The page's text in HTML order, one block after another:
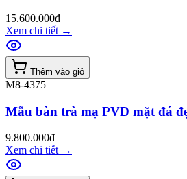
15.600.000đ
Xem chi tiết →
Thêm vào giỏ
M8-4375
Mẫu bàn trà mạ PVD mặt đá
9.800.000đ
Xem chi tiết →